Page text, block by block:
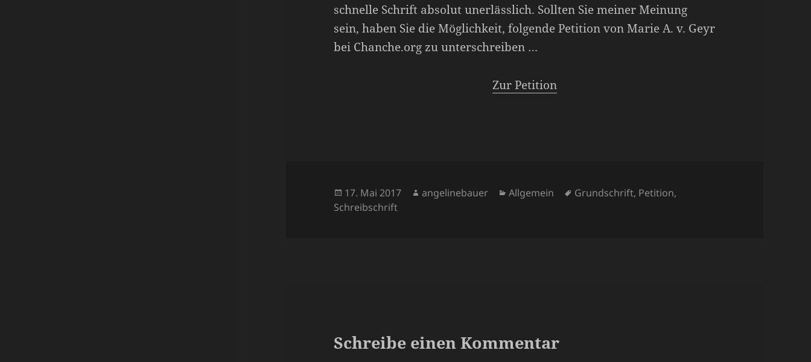
schnelle Schrift absolut unerlässlich. Sollten Sie meiner Meinung
sein, haben Sie die Möglichkeit, folgende Petition von Marie A. v. Geyr
bei Chanche.org zu unterschreiben …
Zur Petition
Veröffentlicht
am
17. Mai 2017 Autor
angelinebauer Kategorien
Allgemein Schlagwörter
Grundschrift, Petition,
Schreibschrift
Schreibe einen Kommentar